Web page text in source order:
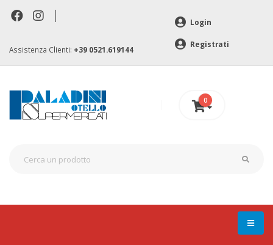
|
Assistenza Clienti: +39 0521.619144
Login
Registrati
0